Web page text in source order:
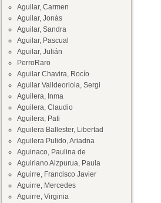
Aguilar, Carmen
Aguilar, Jonás
Aguilar, Sandra
Aguilar, Pascual
Aguilar, Julián
PerroRaro
Aguilar Chavira, Rocío
Aguilar Valldeoriola, Sergi
Aguilera, Inma
Aguilera, Claudio
Aguilera, Pati
Aguilera Ballester, Libertad
Aguilera Pulido, Ariadna
Aguinaco, Paulina de
Aguiriano Aizpurua, Paula
Aguirre, Francisco Javier
Aguirre, Mercedes
Aguirre, Virginia